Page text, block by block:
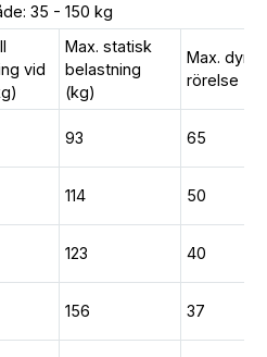
35 - 150 kg
vid
Max. statisk
belastning
(kg)
Max. dyn.
rörelse
93 65
114 50
123 40
156 37